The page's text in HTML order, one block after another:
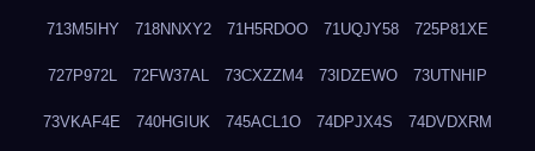
713M5IHY 718NNXY2 71H5RDOO 71UQJY58 725P81XE
727P972L 72FW37AL 73CXZZM4 73IDZEWO 73UTNHIP
73VKAF4E 740HGIUK 745ACL1O 74DPJX4S 74DVDXRM